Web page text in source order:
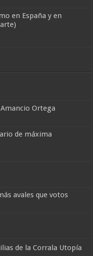
en España y en
Ortega
de máxima
avales que votos
de la Corrala Utopía